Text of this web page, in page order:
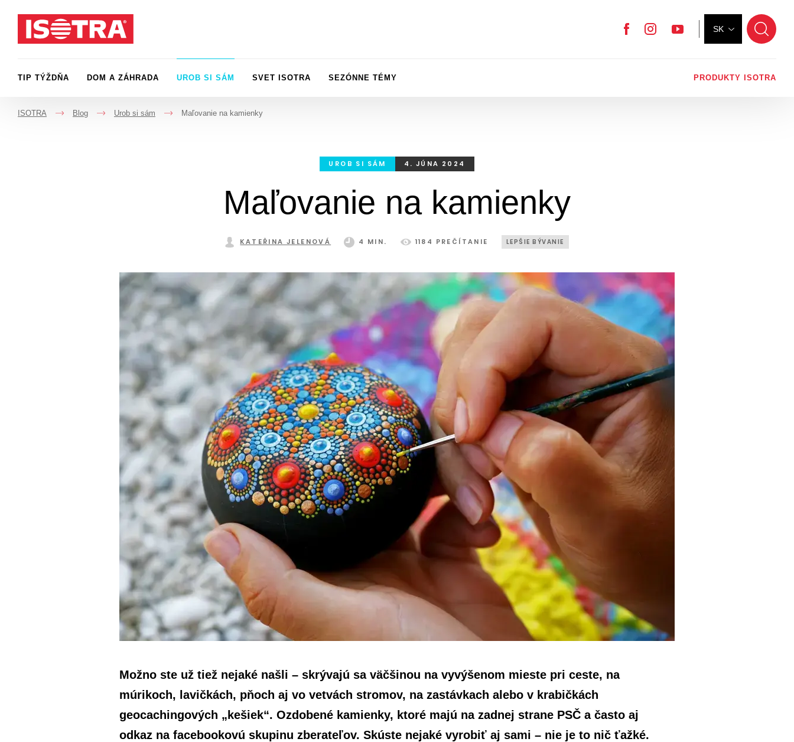
SK
YouTube
Instagram
Facebook
TIP TÝŽDŇA DOM A ZÁHRADA UROB SI SÁM SVET ISOTRA SEZÓNNE TÉMY PRODUKTY ISOTRA
ISOTRA
->
Blog
->
Urob si sám
->
Maľovanie na kamienky
UROB SI SÁM 4. JÚNA 2024
Maľovanie na kamienky
KATEŘINA JELENOVÁ 4 MIN. 1184 PREČÍTANIE LEPŠIE BÝVANIE
Možno ste už tiež nejaké našli – skrývajú sa väčšinou na vyvýšenom mieste pri ceste, na
múrikoch, lavičkách, pňoch aj vo vetvách stromov, na zastávkach alebo v krabičkách
geocachingových „kešiek“. Ozdobené kamienky, ktoré majú na zadnej strane PSČ a často aj
odkaz na facebookovú skupinu zberateľov. Skúste nejaké vyrobiť aj sami – nie je to nič ťažké.